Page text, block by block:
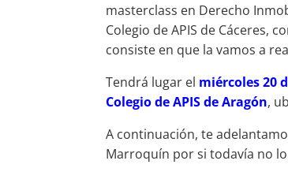
masterclass en Derecho
Colegio de APIS de Cáceres,
consiste en que la vamos a
Tendrá lugar el miércoles 20
Colegio de APIS de Aragón,
A continuación, te
Marroquín por si todavía no